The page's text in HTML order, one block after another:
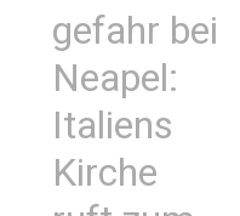
gefahr bei
Neapel:
Italiens
Kirche